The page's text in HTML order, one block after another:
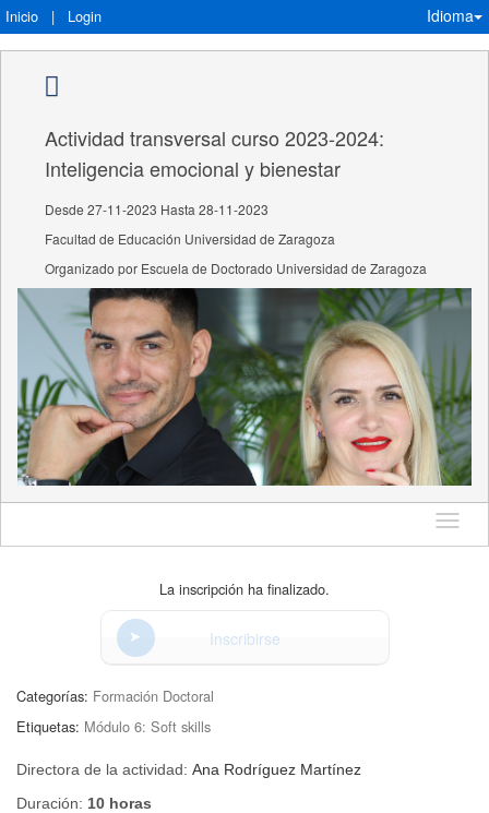
Inicio | Login Idioma
Actividad transversal curso 2023-2024:
Inteligencia emocional y bienestar
Desde 27-11-2023 Hasta 28-11-2023
Facultad de Educación Universidad de Zaragoza
Organizado por Escuela de Doctorado Universidad de Zaragoza
Idioma
La inscripción ha finalizado.
Inscribirse
Categorías: Formación Doctoral
Etiquetas: Módulo 6: Soft skills
Directora de la actividad: Ana Rodríguez Martínez
Duración: 10 horas